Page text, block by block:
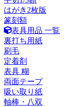
はがき2枚版
篆刻額
表具用品 一覧
裏打ち用紙
刷毛
定着剤
表具 糊
両面テープ
吸い取り紙
軸棒・八双